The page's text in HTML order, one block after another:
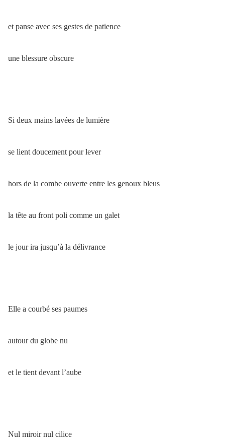
et panse avec ses gestes de patience
une blessure obscure
Si deux mains lavées de lumière
se lient doucement pour lever
hors de la combe ouverte entre les genoux bleus
la tête au front poli comme un galet
le jour ira jusqu’à la délivrance
Elle a courbé ses paumes
autour du globe nu
et le tient devant l’aube
Nul miroir nul cilice